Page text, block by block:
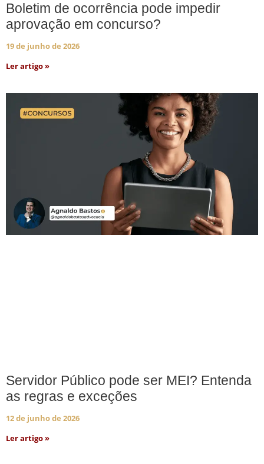
Boletim de ocorrência pode impedir
aprovação em concurso?
19 de junho de 2026
Ler artigo »
Servidor Público pode ser MEI? Entenda
as regras e exceções
12 de junho de 2026
Ler artigo »